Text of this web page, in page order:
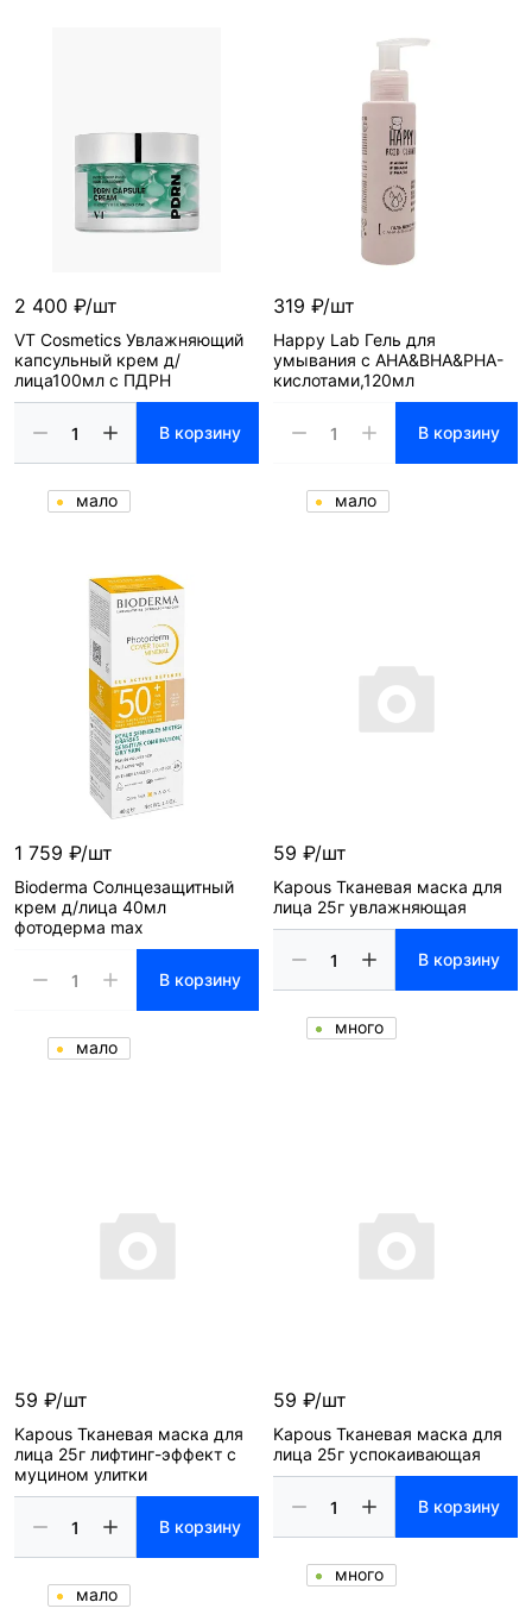
2 400 ₽/шт
VT Cosmetics Увлажняющий
капсульный крем д/
лица100мл с ПДРН
В корзину
мало
319 ₽/шт
Happy Lab Гель для
умывания с AHA&BHA&PHA-
кислотами,120мл
В корзину
мало
1 759 ₽/шт
Bioderma Солнцезащитный
крем д/лица 40мл
фотодерма max
В корзину
мало
59 ₽/шт
Kapous Тканевая маска для
лица 25г увлажняющая
В корзину
много
59 ₽/шт
Kapous Тканевая маска для
лица 25г лифтинг-эффект с
муцином улитки
В корзину
мало
59 ₽/шт
Kapous Тканевая маска для
лица 25г успокаивающая
В корзину
много